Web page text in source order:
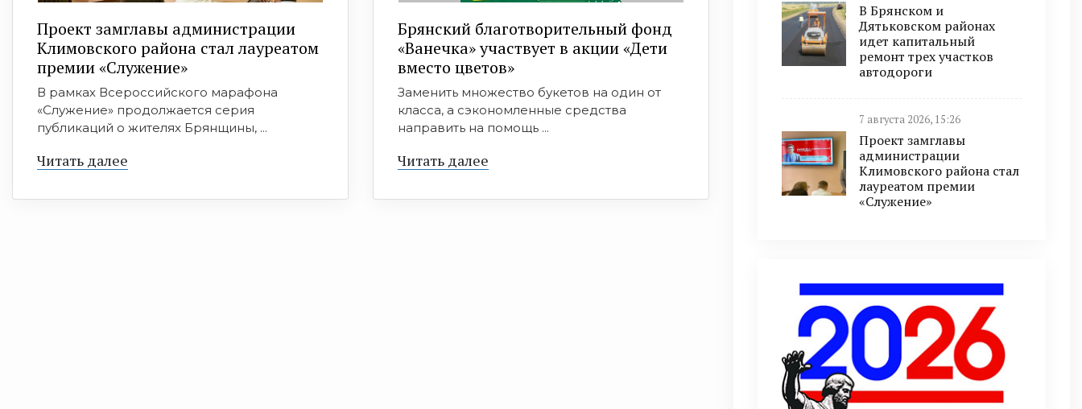
Проект замглавы администрации
Климовского района стал лауреатом
премии «Служение»
В рамках Всероссийского марафона
«Служение» продолжается серия
публикаций о жителях Брянщины, ...
Читать далее
Брянский благотворительный фонд
«Ванечка» участвует в акции «Дети
вместо цветов»
Заменить множество букетов на один от
класса, а сэкономленные средства
направить на помощь ...
Читать далее
В Брянском и
Дятьковском районах
идет капитальный
ремонт трех участков
автодороги
7 августа 2026, 15:26
Проект замглавы
администрации
Климовского района стал
лауреатом премии
«Служение»